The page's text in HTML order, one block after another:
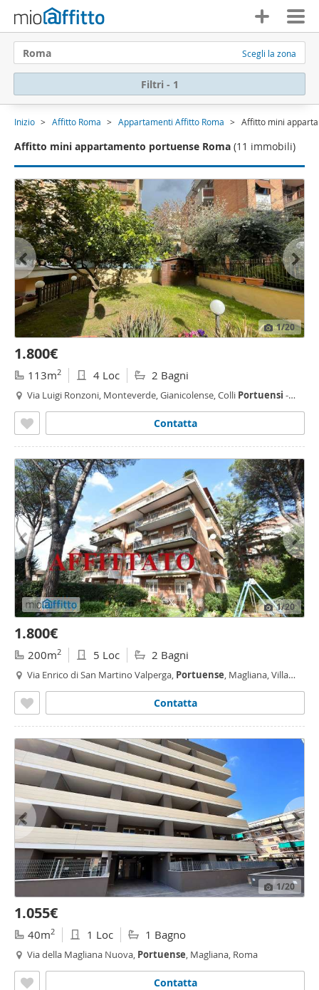
Roma Scegli la zona
Filtri - 1
Inizio Affitto Roma Appartamenti Affitto Roma Affitto mini
Affitto mini appartamento portuense Roma (11 immobili)
1/20
1.800€
113m2 4 Loc 2 Bagni
Via Luigi Ronzoni, Monteverde, Gianicolense, Colli Portuensi -
Contatta
1/20
1.800€
200m2 5 Loc 2 Bagni
Via Enrico di San Martino Valperga, Portuense, Magliana, Villa
Contatta
1/20
1.055€
40m2 1 Loc 1 Bagno
Via della Magliana Nuova, Portuense, Magliana, Roma
Contatta